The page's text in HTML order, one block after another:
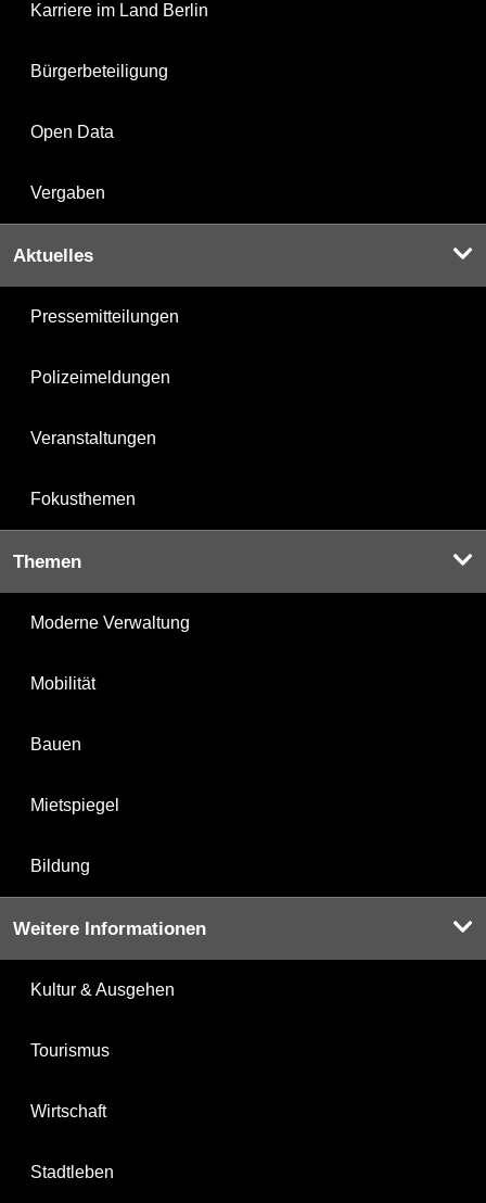
Karriere im Land Berlin
Bürgerbeteiligung
Open Data
Vergaben
Aktuelles
Pressemitteilungen
Polizeimeldungen
Veranstaltungen
Fokusthemen
Themen
Moderne Verwaltung
Mobilität
Bauen
Mietspiegel
Bildung
Weitere Informationen
Kultur & Ausgehen
Tourismus
Wirtschaft
Stadtleben